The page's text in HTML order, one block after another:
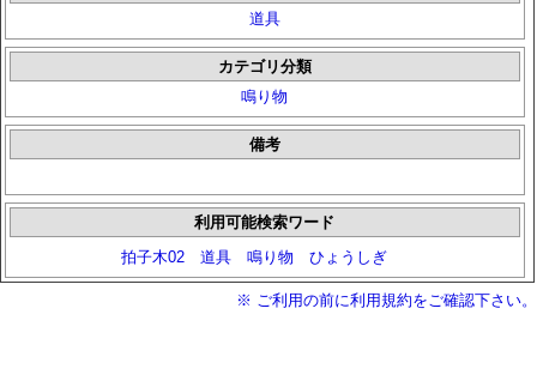
道具
カテゴリ分類
鳴り物
備考
利用可能検索ワード
拍子木02
道具 鳴り物 ひょうしぎ
※ ご利用の前に利用規約をご確認下さい。